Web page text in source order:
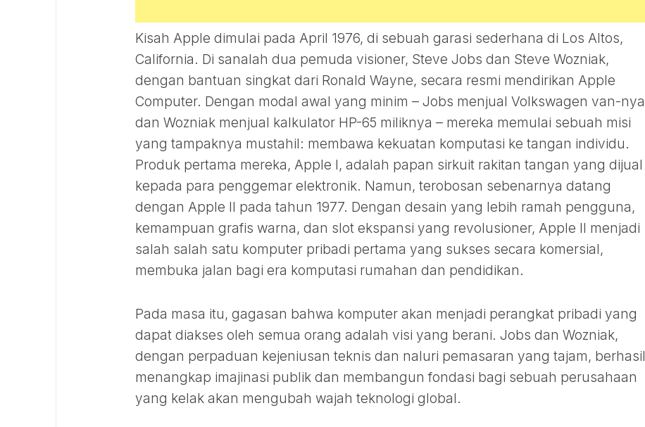
Kisah Apple dimulai pada April 1976, di sebuah garasi sederhana di Los Altos,
California. Di sanalah dua pemuda visioner, Steve Jobs dan Steve Wozniak,
dengan bantuan singkat dari Ronald Wayne, secara resmi mendirikan Apple
Computer. Dengan modal awal yang minim – Jobs menjual Volkswagen van-nya
dan Wozniak menjual kalkulator HP-65 miliknya – mereka memulai sebuah misi
yang tampaknya mustahil: membawa kekuatan komputasi ke tangan individu.
Produk pertama mereka, Apple I, adalah papan sirkuit rakitan tangan yang dijual
kepada para penggemar elektronik. Namun, terobosan sebenarnya datang
dengan Apple II pada tahun 1977. Dengan desain yang lebih ramah pengguna,
kemampuan grafis warna, dan slot ekspansi yang revolusioner, Apple II menjadi
salah salah satu komputer pribadi pertama yang sukses secara komersial,
membuka jalan bagi era komputasi rumahan dan pendidikan.
Pada masa itu, gagasan bahwa komputer akan menjadi perangkat pribadi yang
dapat diakses oleh semua orang adalah visi yang berani. Jobs dan Wozniak,
dengan perpaduan kejeniusan teknis dan naluri pemasaran yang tajam, berhasil
menangkap imajinasi publik dan membangun fondasi bagi sebuah perusahaan
yang kelak akan mengubah wajah teknologi global.